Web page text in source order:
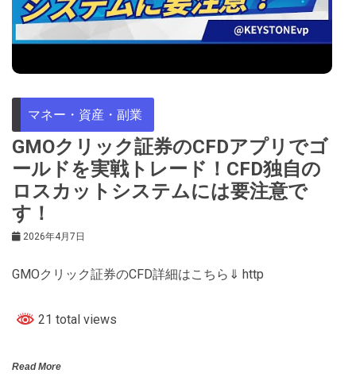
マネー・資産・副業
GMOクリック証券のCFDアプリでゴ
ールドを実戦トレード！CFD独自の
ロスカットシステムには要注意で
す！
2026年4月7日
GMOクリック証券のCFD詳細はこちら⇓ http
21 total views
Read More